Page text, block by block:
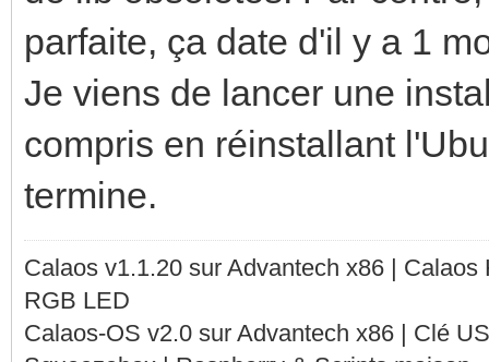
constructs... yes
checking whether
yes
checking how to
names to i686-pc-
checking how to
parfaite, ça date d'il y a 1
Je viens de lancer une
compris en réinstallant
termine.
Calaos v1.1.20 sur Advantech x86 |
RGB LED
Calaos-OS v2.0 sur Advantech x86 | Clé